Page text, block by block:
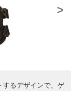
>
するデザインで、ゲ